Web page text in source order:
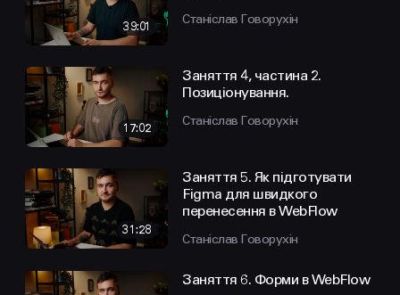
39:01 Станіслав Говорухін
17:02
Заняття 4, частина 2.
Позиціонування.
Станіслав Говорухін
31:28
Заняття 5. Як підготувати
Figma для швидкого
перенесення в WebFlow
Станіслав Говорухін
Заняття 6. Форми в WebFlow